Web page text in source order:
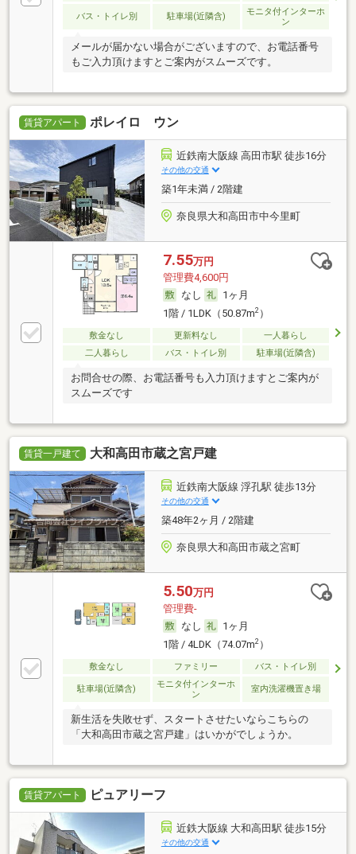
バス・トイレ別 駐車場(近隣含)
モニタ付インターホ
ン
メールが届かない場合がございますので、お電話番号
もご入力頂けますとご案内がスムーズです。
賃貸アパート ポレイロ ウン
近鉄南大阪線 高田市駅 徒歩16分
その他の交通
築1年未満 / 2階建
奈良県大和高田市中今里町
7.55万円
管理費4,600円
なし
1ヶ月
1階 / 1LDK（50.87m2）
敷金なし 更新料なし
一人暮らし
二人暮らし
バス・トイレ別 駐車場(近隣含)
お問合せの際、お電話番号も入力頂けますとご案内が
スムーズです
賃貸一戸建て 大和高田市蔵之宮戸建
近鉄南大阪線 浮孔駅 徒歩13分
その他の交通
築48年2ヶ月 / 2階建
奈良県大和高田市蔵之宮町
5.50万円
管理費-
なし
1ヶ月
1階 / 4LDK（74.07m2）
敷金なし ファミリー バス・トイレ別
駐車場(近隣含)
モニタ付インターホ
ン
室内洗濯機置き場
新生活を失敗せず、スタートさせたいならこちらの
「大和高田市蔵之宮戸建」はいかがでしょうか。
賃貸アパート ピュアリーフ
近鉄大阪線 大和高田駅 徒歩15分
その他の交通